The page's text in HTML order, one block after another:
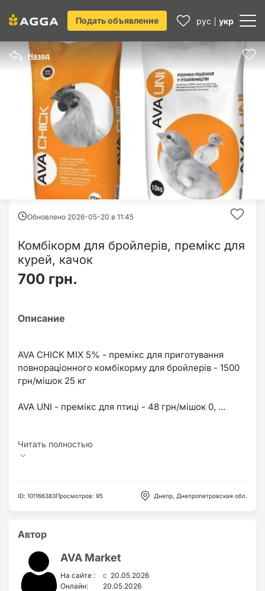
Подать объявление рус укр
Назад
Обновлено 2026-05-20 в 11:45
Комбікорм для бройлерів, премікс для
курей, качок
700 грн.
AVA CHICK MIX 5% - премікс для приготування
повнораціонного комбікорму для бройлерів - 1500
грн/мішок 25 кг
AVA UNI - премікс для птиці - 48 грн/мішок 0, ...
ID: 101166383Просмотров: 95 Днепр, Днепропетровская обл.
Автор
AVA Market
На сайте : c 20.05.2026
Онлайн:
20.05.2026